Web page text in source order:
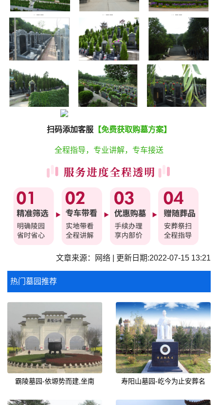
扫码添加客服 【免费获取购墓方案】
全程指导，专业讲解，专车接送
文章来源：网络 | 更新日期:2022-07-15 13:21
热门墓园推荐
霸陵墓园-依塬势而建,坐南 寿阳山墓园-屹今为止安葬名